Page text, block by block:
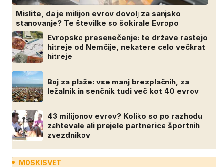
Mislite, da je milijon evrov dovolj za sanjsko
stanovanje? Te številke so šokirale Evropo
Evropsko presenečenje: te države rastejo
hitreje od Nemčije, nekatere celo večkrat
hitreje
Boj za plaže: vse manj brezplačnih, za
ležalnik in senčnik tudi več kot 40 evrov
43 milijonov evrov? Koliko so po razhodu
zahtevale ali prejele partnerice športnih
zvezdnikov
MOSKISVET